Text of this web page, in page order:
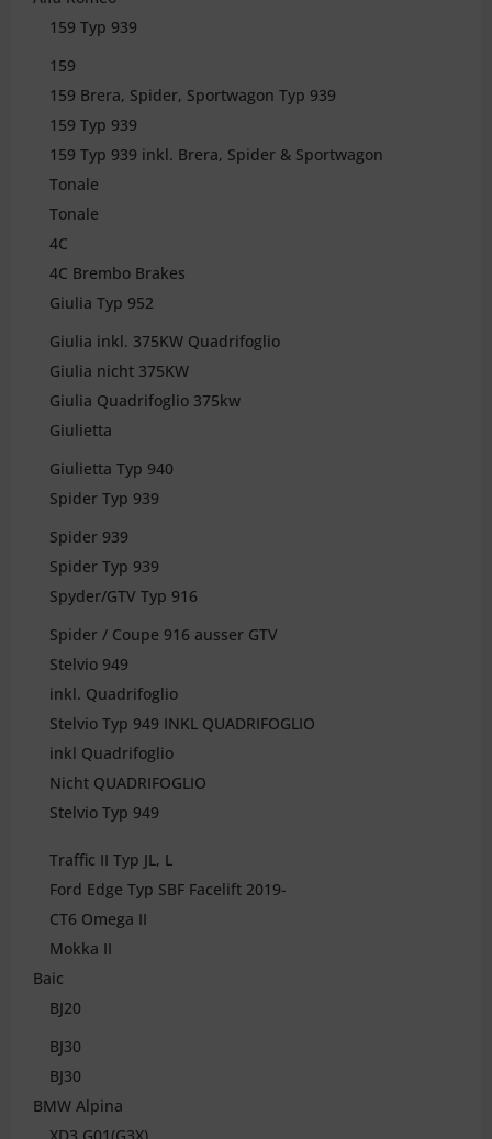
159 Typ 939
159
159 Brera, Spider, Sportwagon Typ 939
159 Typ 939
159 Typ 939 inkl. Brera, Spider & Sportwagon
Tonale
Tonale
4C
4C Brembo Brakes
Giulia Typ 952
Giulia inkl. 375KW Quadrifoglio
Giulia nicht 375KW
Giulia Quadrifoglio 375kw
Giulietta
Giulietta Typ 940
Spider Typ 939
Spider 939
Spider Typ 939
Spyder/GTV Typ 916
Spider / Coupe 916 ausser GTV
Stelvio 949
inkl. Quadrifoglio
Stelvio Typ 949 INKL QUADRIFOGLIO
inkl Quadrifoglio
Nicht QUADRIFOGLIO
Stelvio Typ 949
Traffic II Typ JL, L
Ford Edge Typ SBF Facelift 2019-
CT6 Omega II
Mokka II
Baic
BJ20
BJ30
BJ30
BMW Alpina